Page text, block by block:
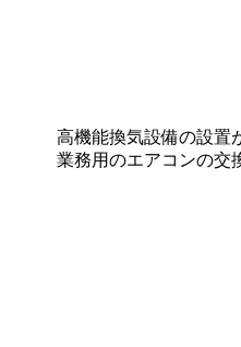
高機能換気設備の設置
業務用のエアコンの交